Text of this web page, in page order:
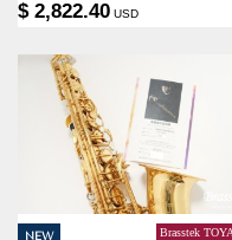
$ 2,822.40 USD
NEW Brasstek